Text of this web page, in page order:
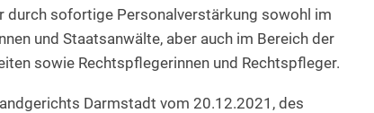
durch sofortige Personalverstärkung sowohl im
und Staatsanwälte, aber auch im Bereich der
sowie Rechtspflegerinnen und Rechtspfleger.
Darmstadt vom 20.12.2021, des